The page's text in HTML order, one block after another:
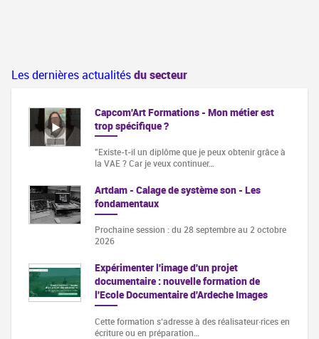
Les dernières actualitésdu secteur
Capcom'Art Formations - Mon métier est
trop spécifique ?
"Existe-t-il un diplôme que je peux obtenir grâce à
la VAE ? Car je veux continuer…
Artdam - Calage de système son - Les
fondamentaux
Prochaine session : du 28 septembre au 2 octobre
2026
Expérimenter l'image d'un projet
documentaire : nouvelle formation de
l'Ecole Documentaire d'Ardeche Images
Cette formation s‘adresse à des réalisateur·rices en
écriture ou en préparation…